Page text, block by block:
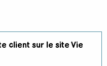
client sur le site Vie